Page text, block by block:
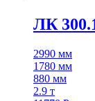
ЛК
2990 мм
1780 мм
880 мм
2.9 т